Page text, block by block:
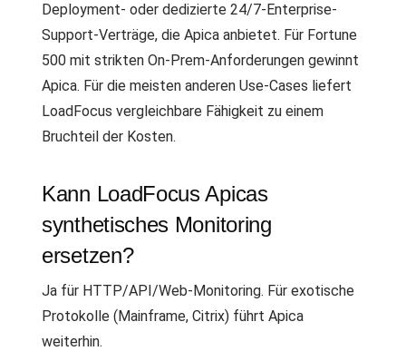
Deployment- oder dedizierte 24/7-Enterprise-
Support-Verträge, die Apica anbietet. Für Fortune
500 mit strikten On-Prem-Anforderungen gewinnt
Apica. Für die meisten anderen Use-Cases liefert
LoadFocus vergleichbare Fähigkeit zu einem
Bruchteil der Kosten.
Kann LoadFocus Apicas
synthetisches Monitoring
ersetzen?
Ja für HTTP/API/Web-Monitoring. Für exotische
Protokolle (Mainframe, Citrix) führt Apica
weiterhin.